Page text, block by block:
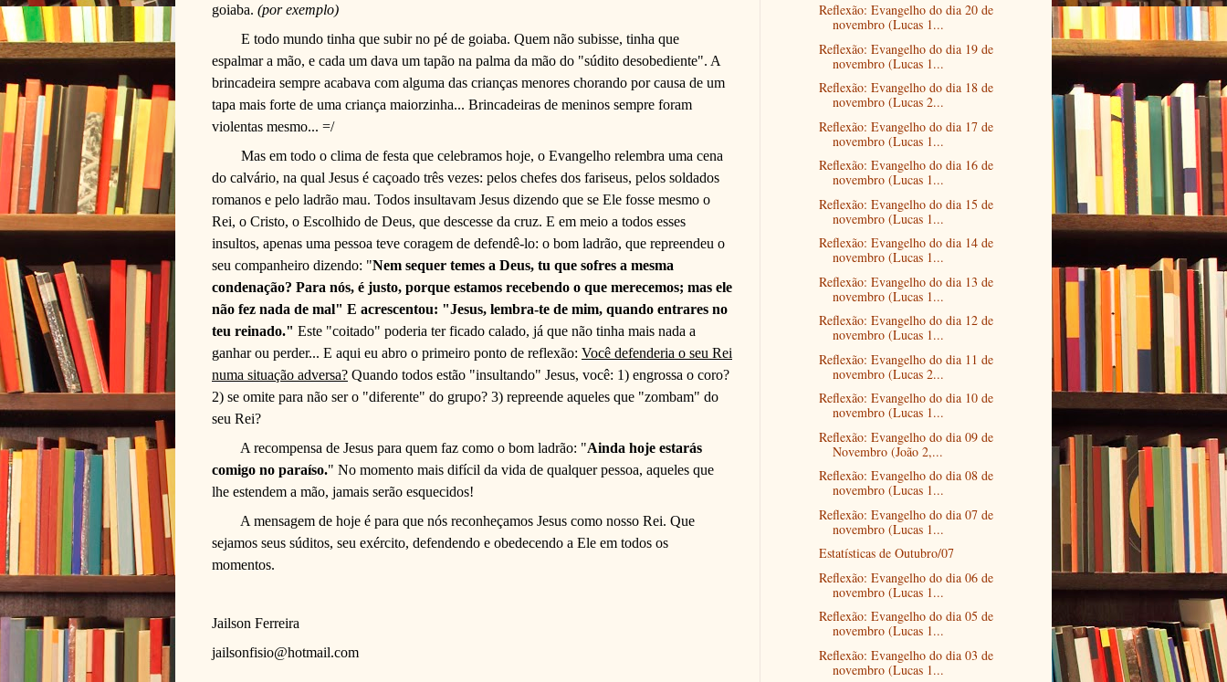
goiaba. (por exemplo)
E todo mundo tinha que subir no pé de goiaba. Quem não subisse, tinha que
espalmar a mão, e cada um dava um tapão na palma da mão do "súdito desobediente". A
brincadeira sempre acabava com alguma das crianças menores chorando por causa de um
tapa mais forte de uma criança maiorzinha... Brincadeiras de meninos sempre foram
violentas mesmo... =/
Mas em todo o clima de festa que celebramos hoje, o Evangelho relembra uma cena
do calvário, na qual Jesus é caçoado três vezes: pelos chefes dos fariseus, pelos soldados
romanos e pelo ladrão mau. Todos insultavam Jesus dizendo que se Ele fosse mesmo o
Rei, o Cristo, o Escolhido de Deus, que descesse da cruz. E em meio a todos esses
insultos, apenas uma pessoa teve coragem de defendê-lo: o bom ladrão, que repreendeu o
seu companheiro dizendo: "Nem sequer temes a Deus, tu que sofres a mesma
condenação? Para nós, é justo, porque estamos recebendo o que merecemos; mas ele
não fez nada de mal" E acrescentou: "Jesus, lembra-te de mim, quando entrares no
teu reinado." Este "coitado" poderia ter ficado calado, já que não tinha mais nada a
ganhar ou perder... E aqui eu abro o primeiro ponto de reflexão: Você defenderia o seu Rei
numa situação adversa? Quando todos estão "insultando" Jesus, você: 1) engrossa o coro?
2) se omite para não ser o "diferente" do grupo? 3) repreende aqueles que "zombam" do
seu Rei?
A recompensa de Jesus para quem faz como o bom ladrão: "Ainda hoje estarás
comigo no paraíso." No momento mais difícil da vida de qualquer pessoa, aqueles que
lhe estendem a mão, jamais serão esquecidos!
A mensagem de hoje é para que nós reconheçamos Jesus como nosso Rei. Que
sejamos seus súditos, seu exército, defendendo e obedecendo a Ele em todos os
momentos.
Jailson Ferreira
jailsonfisio@hotmail.com
Reflexão: Evangelho do dia 20 de
novembro (Lucas 1...
Reflexão: Evangelho do dia 19 de
novembro (Lucas 1...
Reflexão: Evangelho do dia 18 de
novembro (Lucas 2...
Reflexão: Evangelho do dia 17 de
novembro (Lucas 1...
Reflexão: Evangelho do dia 16 de
novembro (Lucas 1...
Reflexão: Evangelho do dia 15 de
novembro (Lucas 1...
Reflexão: Evangelho do dia 14 de
novembro (Lucas 1...
Reflexão: Evangelho do dia 13 de
novembro (Lucas 1...
Reflexão: Evangelho do dia 12 de
novembro (Lucas 1...
Reflexão: Evangelho do dia 11 de
novembro (Lucas 2...
Reflexão: Evangelho do dia 10 de
novembro (Lucas 1...
Reflexão: Evangelho do dia 09 de
Novembro (João 2,...
Reflexão: Evangelho do dia 08 de
novembro (Lucas 1...
Reflexão: Evangelho do dia 07 de
novembro (Lucas 1...
Estatísticas de Outubro/07
Reflexão: Evangelho do dia 06 de
novembro (Lucas 1...
Reflexão: Evangelho do dia 05 de
novembro (Lucas 1...
Reflexão: Evangelho do dia 03 de
novembro (Lucas 1...